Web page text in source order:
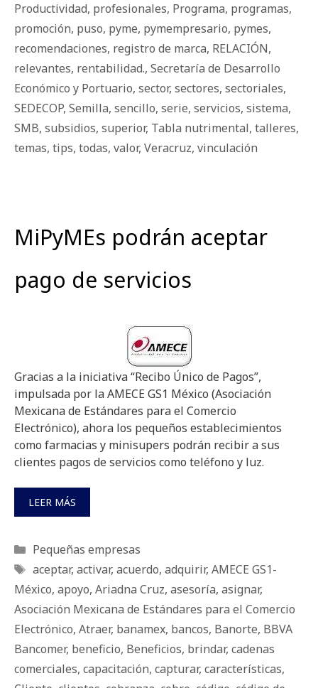
Productividad, profesionales, Programa, programas,
promoción, puso, pyme, pymempresario, pymes,
recomendaciones, registro de marca, RELACIÓN,
relevantes, rentabilidad., Secretaría de Desarrollo
Económico y Portuario, sector, sectores, sectoriales,
SEDECOP, Semilla, sencillo, serie, servicios, sistema,
SMB, subsidios, superior, Tabla nutrimental, talleres,
temas, tips, todas, valor, Veracruz, vinculación
MiPyMEs podrán aceptar
pago de servicios
Gracias a la iniciativa “Recibo Único de Pagos”,
impulsada por la AMECE GS1 México (Asociación
Mexicana de Estándares para el Comercio
Electrónico), ahora los pequeños establecimientos
como farmacias y minisupers podrán recibir a sus
clientes pagos de servicios como teléfono y luz.
LEER MÁS
Categorías
Pequeñas empresas
Etiquetas
aceptar, activar, acuerdo, adquirir, AMECE GS1-
México, apoyo, Ariadna Cruz, asesoría, asignar,
Asociación Mexicana de Estándares para el Comercio
Electrónico, Atraer, banamex, bancos, Banorte, BBVA
Bancomer, beneficio, Beneficios, brindar, cadenas
comerciales, capacitación, capturar, características,